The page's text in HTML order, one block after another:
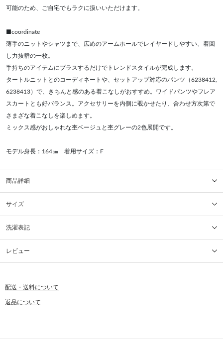
可能のため、ご自宅でもラクに扱いいただけます。
■coordinate
薄手のニットやシャツまで、広めのアームホールでレイヤードしやすい、着回
し力抜群の一枚。
手持ちのアイテムにプラスするだけでトレンドスタイルが完成します。
タートルニットとのコーディネートや、セットアップ対応のパンツ（6238412,
6238413）で、きちんと感のある着こなしがおすすめ。ワイドパンツやフレア
スカートとも好バランス。アクセサリーを内側に覗かせたり、合わせ方次第で
さまざな着こなしを楽しめます。
ミックス感がおしゃれな杢ベージュと杢グレーの2色展開です。
モデル身長：164㎝ 着用サイズ：F
商品詳細
サイズ
洗濯表記
レビュー
配送・送料について
返品について